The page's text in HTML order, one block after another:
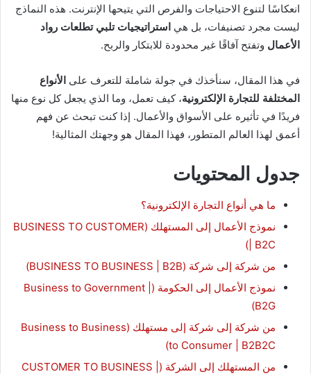
انعكاسًا لتنوع الاحتياجات والفرص التي يتيحها الإنترنت. هذه النماذج
ليست مجرد تصنيفات، بل هي استراتيجيات تلبي تطلعات رواد
الأعمال وتفتح آفاقًا غير محدودة للابتكار والربح.
في هذا المقال، سنأخذك في جولة شاملة للتعرف على الأنواع
المختلفة للتجارة الإلكترونية، كيف تعمل، وما الذي يجعل كل نوع منها
فريدًا في تأثيره على الأسواق والأعمال. إذا كنت تبحث عن فهم
أعمق لهذا العالم المتطور، فهذا المقال هو وجهتك المثالية!
جدول المحتويات
ما هي أنواع التجارة الإلكترونية؟
نموذج الأعمال إلى المستهلك (BUSINESS TO CUSTOMER
| B2C)
من شركة إلى شركة (BUSINESS TO BUSINESS | B2B)
نموذج الأعمال إلى الحكومة (Business to Government |
B2G)
من شركة إلى شركة إلى مستهلك (Business to Business
to Consumer | B2B2C)
من المستهلك إلى الشركة (CUSTOMER TO BUSINESS |